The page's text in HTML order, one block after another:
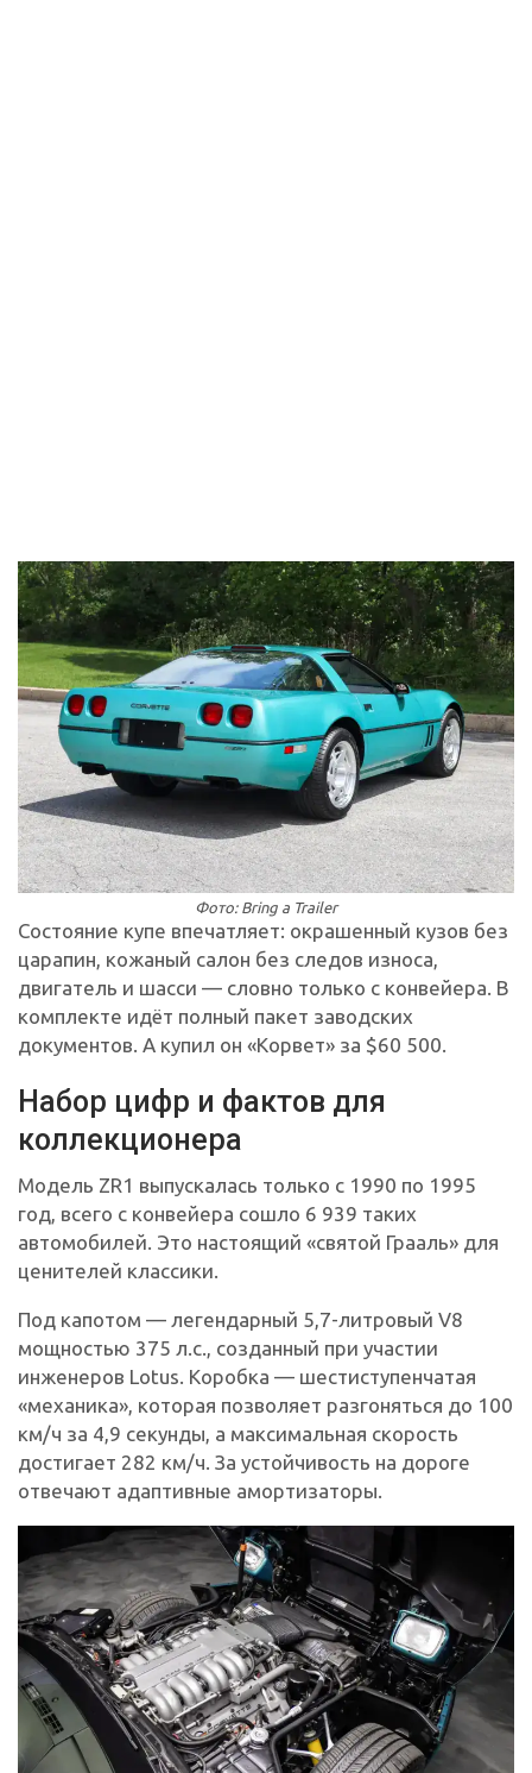
Фото: Bring a Trailer
Состояние купе впечатляет: окрашенный кузов без
царапин, кожаный салон без следов износа,
двигатель и шасси — словно только с конвейера. В
комплекте идёт полный пакет заводских
документов. А купил он «Корвет» за $60 500.
Набор цифр и фактов для
коллекционера
Модель ZR1 выпускалась только с 1990 по 1995
год, всего с конвейера сошло 6 939 таких
автомобилей. Это настоящий «святой Грааль» для
ценителей классики.
Под капотом — легендарный 5,7-литровый V8
мощностью 375 л.с., созданный при участии
инженеров Lotus. Коробка — шестиступенчатая
«механика», которая позволяет разгоняться до 100
км/ч за 4,9 секунды, а максимальная скорость
достигает 282 км/ч. За устойчивость на дороге
отвечают адаптивные амортизаторы.